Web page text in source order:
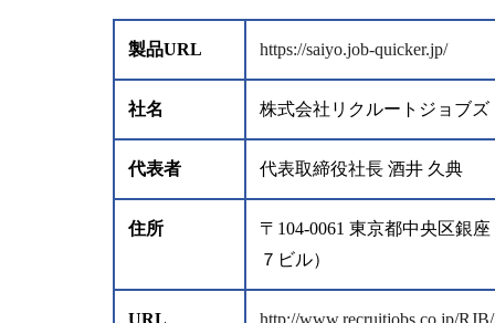
製品URL https://saiyo.job-quicker.jp/
社名 株式会社リクルートジョブズ
代表者 代表取締役社長 酒井 久典
住所
〒104-0061 東京都中央区銀
７ビル）
URL http://www.recruitjobs.co.jp/RJB/